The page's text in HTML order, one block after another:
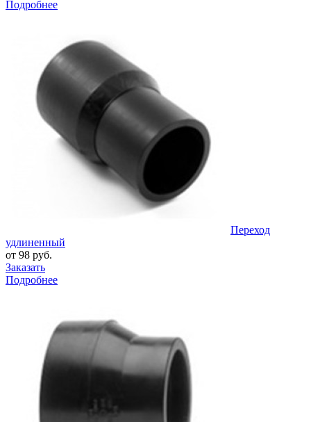
Подробнее
Переход
удлиненный
от 98 руб.
Заказать
Подробнее